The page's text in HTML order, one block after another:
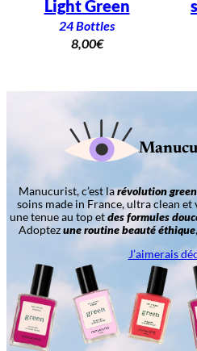
Light Green
24 Bottles
8,00€
Manucurist, c’est larévolution
soins made in France, ultra clean et
une tenue au top etdes formules
Adoptezune routine beauté éthique
J’aimerais